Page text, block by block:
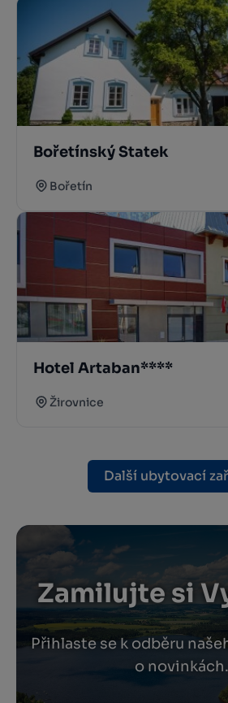
Bořetínský Statek
Bořetín
Hotel Artaban****
Žirovnice
Další ubytovací
Zamilujte si
Přihlaste se k odběru
o novinkách.